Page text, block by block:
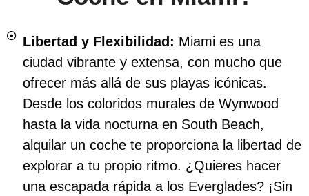
Libertad y Flexibilidad: Miami es una
ciudad vibrante y extensa, con mucho que
ofrecer más allá de sus playas icónicas.
Desde los coloridos murales de Wynwood
hasta la vida nocturna en South Beach,
alquilar un coche te proporciona la libertad de
explorar a tu propio ritmo. ¿Quieres hacer
una escapada rápida a los Everglades? ¡Sin